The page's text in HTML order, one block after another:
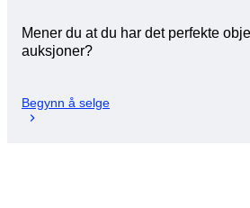
Mener du at du har det perfekte
auksjoner?
Begynn å selge